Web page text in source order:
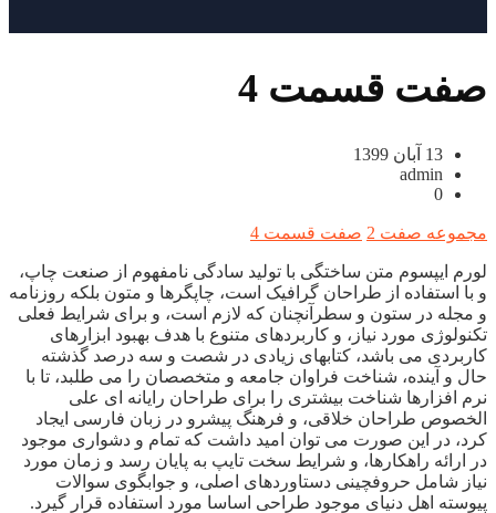
صفت قسمت 4
13 آبان 1399
admin
0
مجموعه صفت 2 صفت قسمت 4
لورم ایپسوم متن ساختگی با تولید سادگی نامفهوم از صنعت چاپ،
و با استفاده از طراحان گرافیک است، چاپگرها و متون بلکه روزنامه
و مجله در ستون و سطرآنچنان که لازم است، و برای شرایط فعلی
تکنولوژی مورد نیاز، و کاربردهای متنوع با هدف بهبود ابزارهای
کاربردی می باشد، کتابهای زیادی در شصت و سه درصد گذشته
حال و آینده، شناخت فراوان جامعه و متخصصان را می طلبد، تا با
نرم افزارها شناخت بیشتری را برای طراحان رایانه ای علی
الخصوص طراحان خلاقی، و فرهنگ پیشرو در زبان فارسی ایجاد
کرد، در این صورت می توان امید داشت که تمام و دشواری موجود
در ارائه راهکارها، و شرایط سخت تایپ به پایان رسد و زمان مورد
نیاز شامل حروفچینی دستاوردهای اصلی، و جوابگوی سوالات
پیوسته اهل دنیای موجود طراحی اساسا مورد استفاده قرار گیرد.